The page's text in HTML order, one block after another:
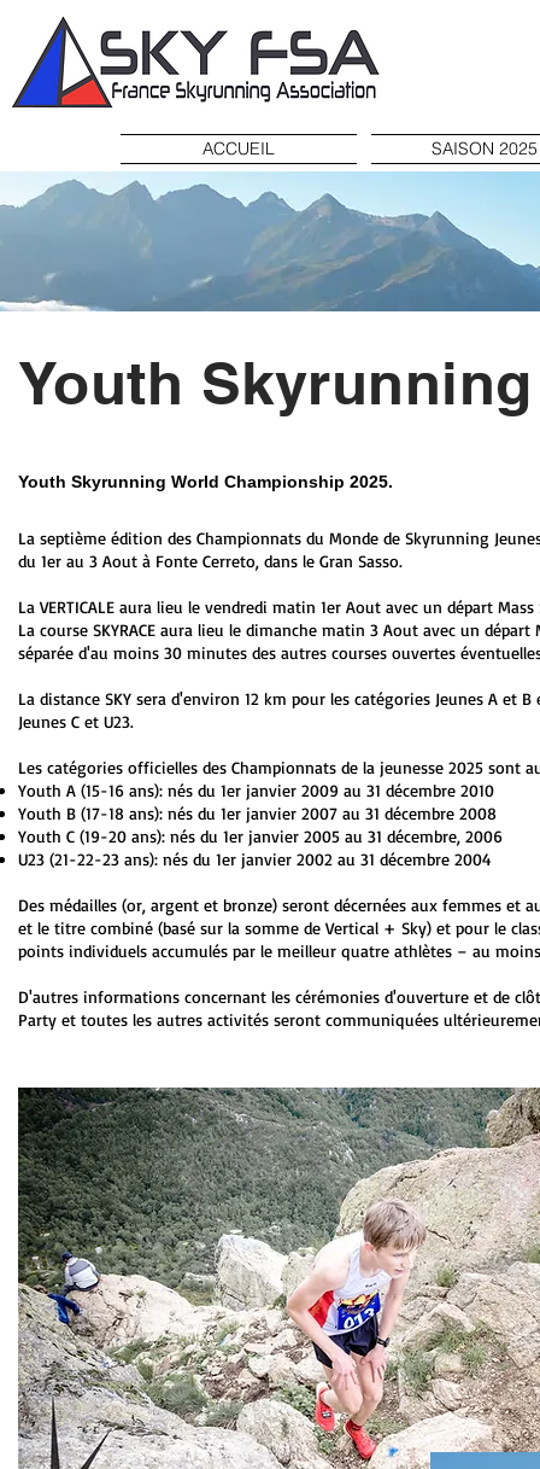
ACCUEIL SAISON 2025
Youth
Youth Skyrunning World Championship 2025.
La septième édition des Championnats du Monde de Skyrunning
du 1er au 3 Aout à Fonte Cerreto, dans le Gran Sasso.
La VERTICALE aura lieu le vendredi matin 1er Aout avec un départ
La course SKYRACE aura lieu le dimanche matin 3 Aout avec un départ
séparée d'au moins 30 minutes des autres courses ouvertes
La distance SKY sera d'environ 12 km pour les catégories Jeunes A et
Jeunes C et U23.
Les catégories officielles des Championnats de la jeunesse 2025 sont
Youth A (15-16 ans): nés du 1er janvier 2009 au 31 décembre 2010
Youth B (17-18 ans): nés du 1er janvier 2007 au 31 décembre 2008
Youth C (19-20 ans): nés du 1er janvier 2005 au 31 décembre, 2006
U23 (21-22-23 ans): nés du 1er janvier 2002 au 31 décembre 2004
Des médailles (or, argent et bronze) seront décernées aux femmes et
et le titre combiné (basé sur la somme de Vertical + Sky) et pour le
points individuels accumulés par le meilleur quatre athlètes – au
D'autres informations concernant les cérémonies d'ouverture et de
Party et toutes les autres activités seront communiquées